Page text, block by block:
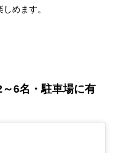
めます。
6名・駐車場に有